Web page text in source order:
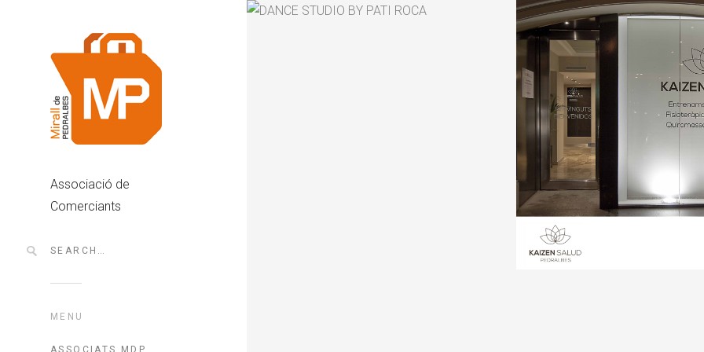
Associació de
Comerciants
MENU
ASSOCIATS MDP